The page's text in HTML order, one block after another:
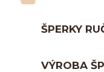
ŠPERKY
VÝROBA